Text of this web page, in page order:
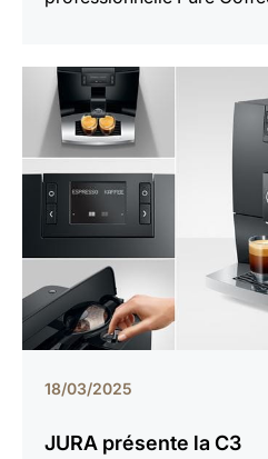
18/03/2025
JURA présente la C3